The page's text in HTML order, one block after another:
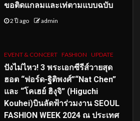
ขอติดแกลมและเท่ตามแบบฉบับ
2 ปี ago admin
EVENT & CONCERT FASHION UPDATE
ปังไม่ไหว! 3 พระเอกซีรีส์วายสุด
ฮอต “ฟอร์ด-ฐิติพงศ์”“Nat Chen”
และ “โคเฮย์ ฮิงุจิ” (Higuchi
Kouhei)บินลัดฟ้าร่วมงาน SEOUL
FASHION WEEK 2024 ณ ประเทศ